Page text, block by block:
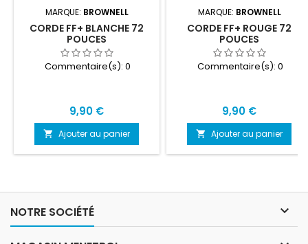
MARQUE: BROWNELL
CORDE FF+ BLANCHE 72
POUCES
Commentaire(s): 0
Prix
9,90 €
 Ajouter au panier
MARQUE: BROWNELL
CORDE FF+ ROUGE 72
POUCES
Commentaire(s): 0
Prix
9,90 €
 Ajouter au panier
NOTRE SOCIÉTÉ 